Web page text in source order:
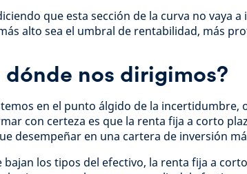
que esta sección de la curva no vaya
alto sea el umbral de rentabilidad, más
dónde nos dirigimos?
en el punto álgido de la incertidumbre,
con certeza es que la renta fija a corto
desempeñar en una cartera de inversión
bajan los tipos del efectivo, la renta fija a